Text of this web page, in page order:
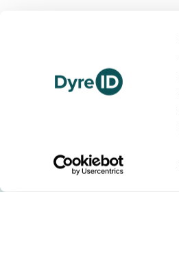
Kontakt oss
Org.nr. 971 180 536